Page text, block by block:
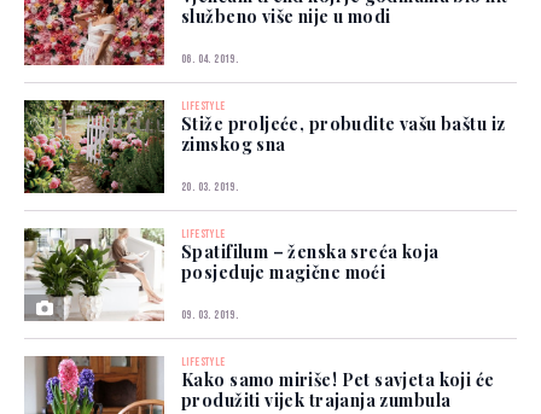
službeno više nije u modi
06. 04. 2019.
LIFESTYLE
Stiže proljeće, probudite vašu baštu iz
zimskog sna
20. 03. 2019.
LIFESTYLE
Spatifilum – ženska sreća koja
posjeduje magične moći
09. 03. 2019.
LIFESTYLE
Kako samo miriše! Pet savjeta koji će
produžiti vijek trajanja zumbula